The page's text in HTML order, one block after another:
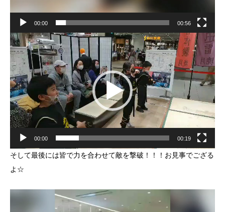
00:00 00:56
動
画
プ
レ
ー
ヤ
ー
00:00 00:19
そして最後には皆で力を合わせて敵を撃破！！！お見事でござる
よ☆
動